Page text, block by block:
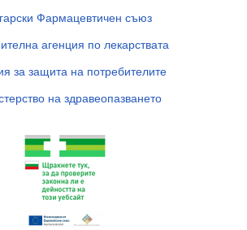
Фармацевтичен съюз
агенция по лекарствата
за защита на потребителите
на здравеопазването